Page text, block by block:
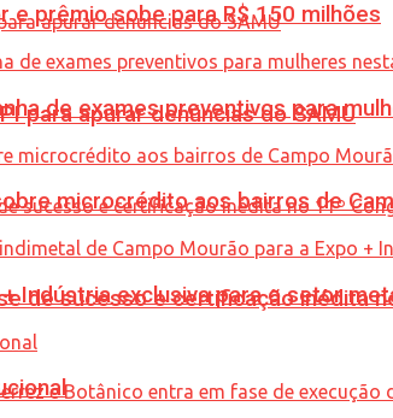
para apurar denúncias do SAMU
de sucesso e certificação inédita
e prêmio sobe para R$ 150 milhões
de exames preventivos para
microcrédito aos bairros de
Indústria exclusiva para o setor